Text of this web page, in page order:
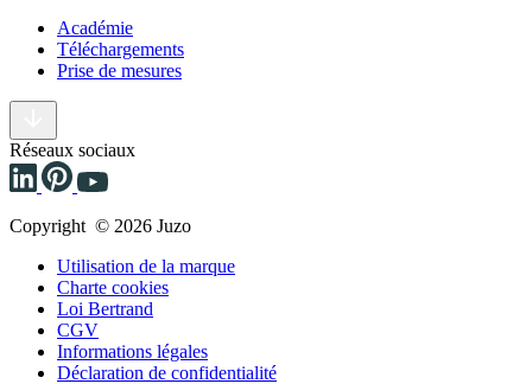
Académie
Téléchargements
Prise de mesures
Réseaux sociaux
Copyright © 2026 Juzo
Utilisation de la marque
Charte cookies
Loi Bertrand
CGV
Informations légales
Déclaration de confidentialité